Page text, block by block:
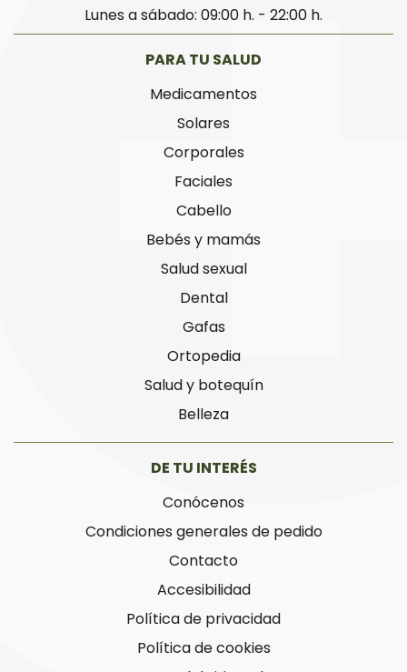
Lunes a sábado: 09:00 h. - 22:00 h.
PARA TU SALUD
Medicamentos
Solares
Corporales
Faciales
Cabello
Bebés y mamás
Salud sexual
Dental
Gafas
Ortopedia
Salud y botequín
Belleza
DE TU INTERÉS
Conócenos
Condiciones generales de pedido
Contacto
Accesibilidad
Política de privacidad
Política de cookies